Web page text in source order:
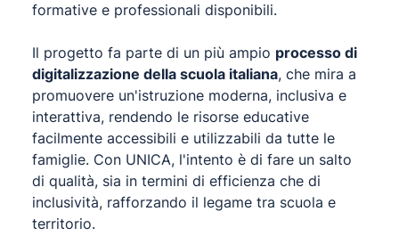
formative e professionali disponibili.
Il progetto fa parte di un più ampio processo di
digitalizzazione della scuola italiana, che mira a
promuovere un'istruzione moderna, inclusiva e
interattiva, rendendo le risorse educative
facilmente accessibili e utilizzabili da tutte le
famiglie. Con UNICA, l'intento è di fare un salto
di qualità, sia in termini di efficienza che di
inclusività, rafforzando il legame tra scuola e
territorio.